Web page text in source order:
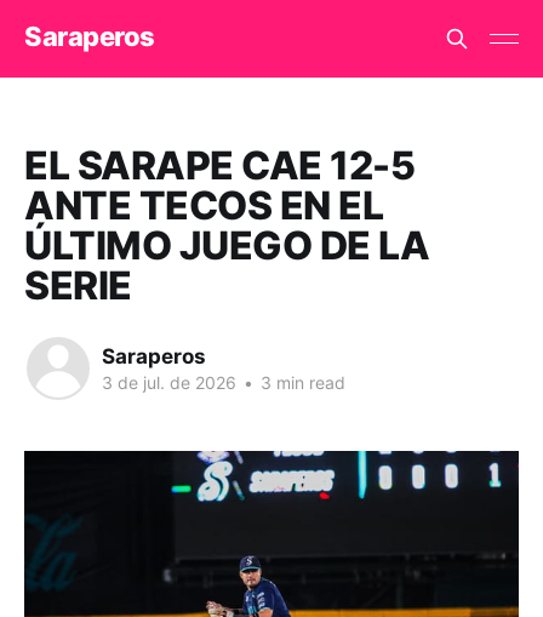
Saraperos
EL SARAPE CAE 12-5
ANTE TECOS EN EL
ÚLTIMO JUEGO DE LA
SERIE
Saraperos
3 de jul. de 2026 • 3 min read